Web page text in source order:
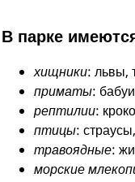
В парке
хищники: львы,
приматы:
рептилии:
птицы:
травоядные:
морские